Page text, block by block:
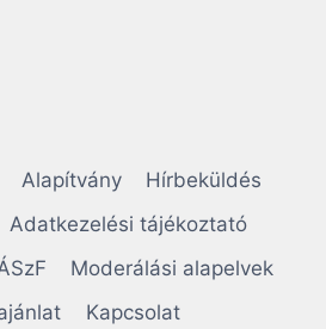
Alapítvány
Hírbeküldés
Adatkezelési tájékoztató
Moderálási alapelvek
Kapcsolat